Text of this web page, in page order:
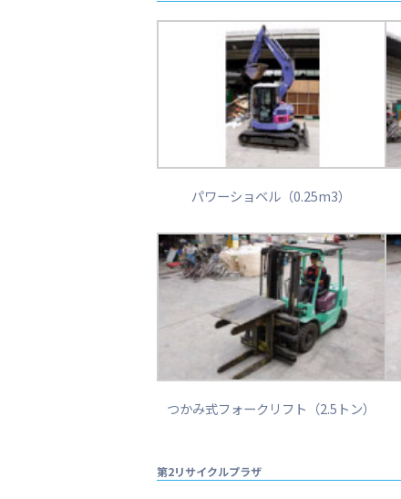
パワーショベル（0.25m3）
つかみ式フォークリフト（2.5トン）
第2リサイクルプラザ